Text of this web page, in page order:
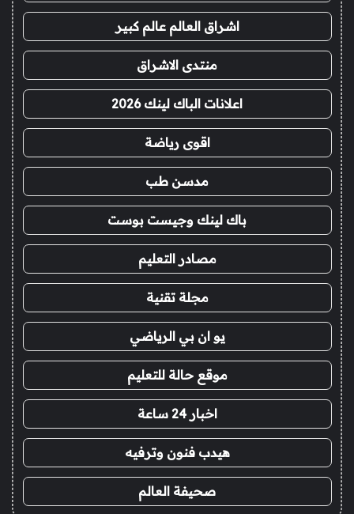
اشراق العالم عالم كبير
منتدى الاشراق
اعلانات الباك لينك 2026
اقوى رياضة
مدسن طب
باك لينك وجيست بوست
مصادر التعليم
مجلة تقنية
يو ان بي الرياضي
موقع حالة للتعليم
اخبار 24 ساعة
هيدب فنون وترفيه
صحيفة العالم